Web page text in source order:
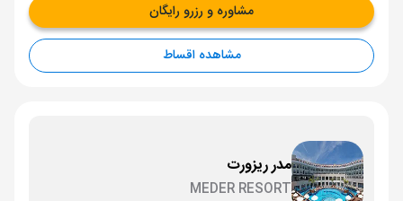
مشاوره و رزرو رایگان
مشاهده اقساط
مدر ریزورت
MEDER RESORT